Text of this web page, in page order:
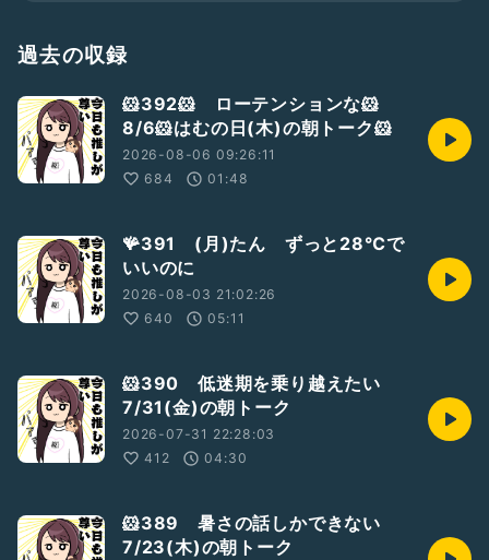
過去の収録
🐹392🐹 ローテンションな🐹
8/6🐹はむの日(木)の朝トーク🐹
2026-08-06 09:26:11
684
01:48
🪸391 (月)たん ずっと28℃で
いいのに
2026-08-03 21:02:26
640
05:11
🐹390 低迷期を乗り越えたい
7/31(金)の朝トーク
2026-07-31 22:28:03
412
04:30
🐹389 暑さの話しかできない
7/23(木)の朝トーク